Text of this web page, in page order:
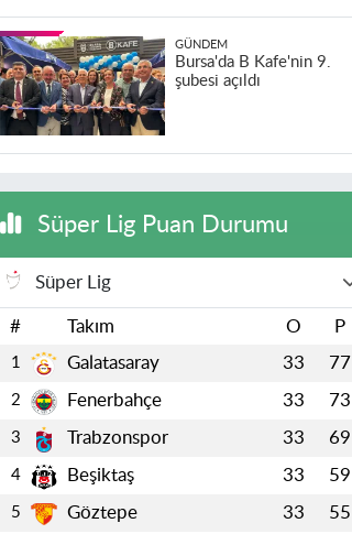
GÜNDEM
Bursa'da B Kafe'nin 9.
şubesi açıldı
Süper Lig Puan Durumu
Süper Lig
# Takım O P
1 Galatasaray 33 77
2 Fenerbahçe 33 73
3 Trabzonspor 33 69
4 Beşiktaş 33 59
5 Göztepe 33 55